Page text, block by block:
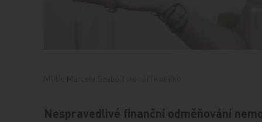
Nespravedlivé finanční odměňování